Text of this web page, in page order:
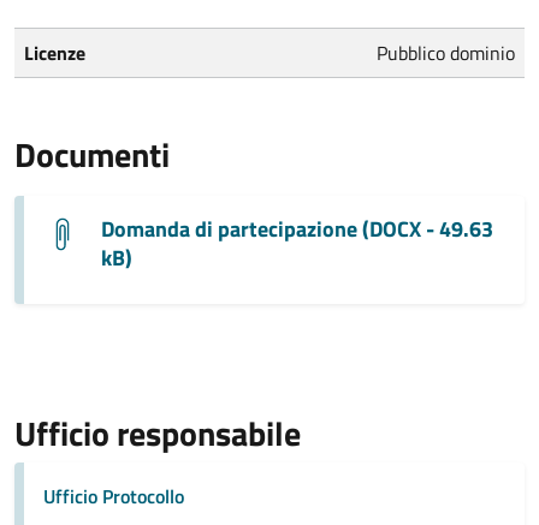
Licenze Pubblico dominio
Documenti
Domanda di partecipazione (DOCX - 49.63
kB)
Ufficio responsabile
Ufficio Protocollo